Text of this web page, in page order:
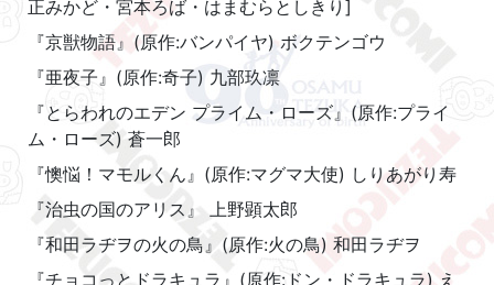
正みかど・宮本ろば・はまむらとしきり]
『京獣物語』(原作:バンパイヤ) ボクテンゴウ
『亜夜子』(原作:奇子) 九部玖凛
『とらわれのエデン プライム・ローズ』(原作:プライ
ム・ローズ) 蒼一郎
『懊悩！マモルくん』(原作:マグマ大使) しりあがり寿
『治虫の国のアリス』 上野顕太郎
『和田ラヂヲの火の鳥』(原作:火の鳥) 和田ラヂヲ
『チョコっとドラキュラ』(原作:ドン・ドラキュラ) え